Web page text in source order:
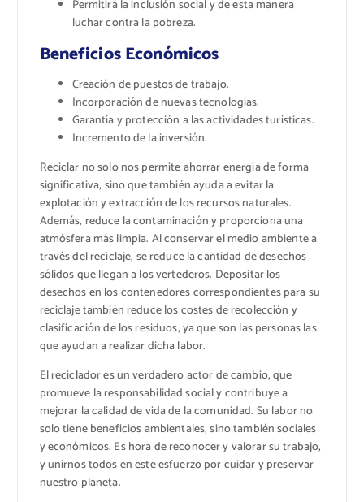
Permitirá la inclusión social y de esta manera
luchar contra la pobreza.
Beneficios Económicos
Creación de puestos de trabajo.
Incorporación de nuevas tecnologías.
Garantía y protección a las actividades turísticas.
Incremento de la inversión.
Reciclar no solo nos permite ahorrar energía de forma
significativa, sino que también ayuda a evitar la
explotación y extracción de los recursos naturales.
Además, reduce la contaminación y proporciona una
atmósfera más limpia. Al conservar el medio ambiente a
través del reciclaje, se reduce la cantidad de desechos
sólidos que llegan a los vertederos. Depositar los
desechos en los contenedores correspondientes para su
reciclaje también reduce los costes de recolección y
clasificación de los residuos, ya que son las personas las
que ayudan a realizar dicha labor.
El reciclador es un verdadero actor de cambio, que
promueve la responsabilidad social y contribuye a
mejorar la calidad de vida de la comunidad. Su labor no
solo tiene beneficios ambientales, sino también sociales
y económicos. Es hora de reconocer y valorar su trabajo,
y unirnos todos en este esfuerzo por cuidar y preservar
nuestro planeta.